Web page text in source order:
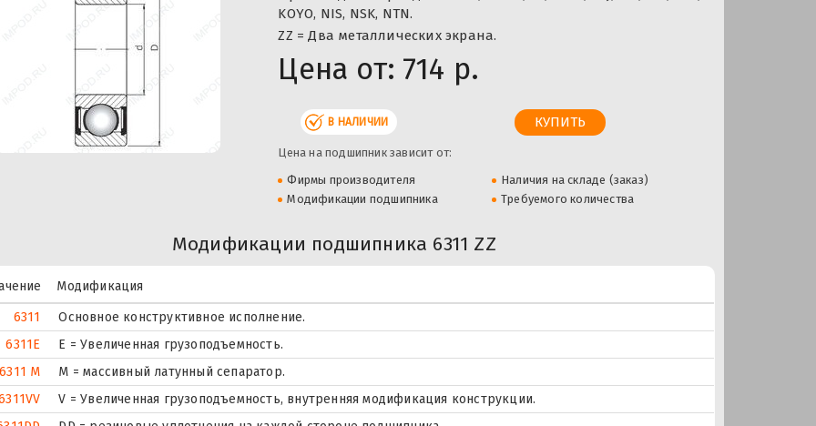
KOYO, NIS, NSK, NTN.
ZZ = Два металлических экрана.
Цена от: 714 р.
В НАЛИЧИИ
Цена на подшипник зависит от:
Фирмы производителя
Наличия на складе (заказ)
Модификации подшипника
Требуемого количества
Модификации подшипника 6311 ZZ
Модификация
6311
Основное конструктивное исполнение.
6311E
Е = Увеличенная грузоподъемность.
6311 M
M = массивный латунный сепаратор.
V = Увеличенная грузоподъемность, внутренняя модификация конструкции.